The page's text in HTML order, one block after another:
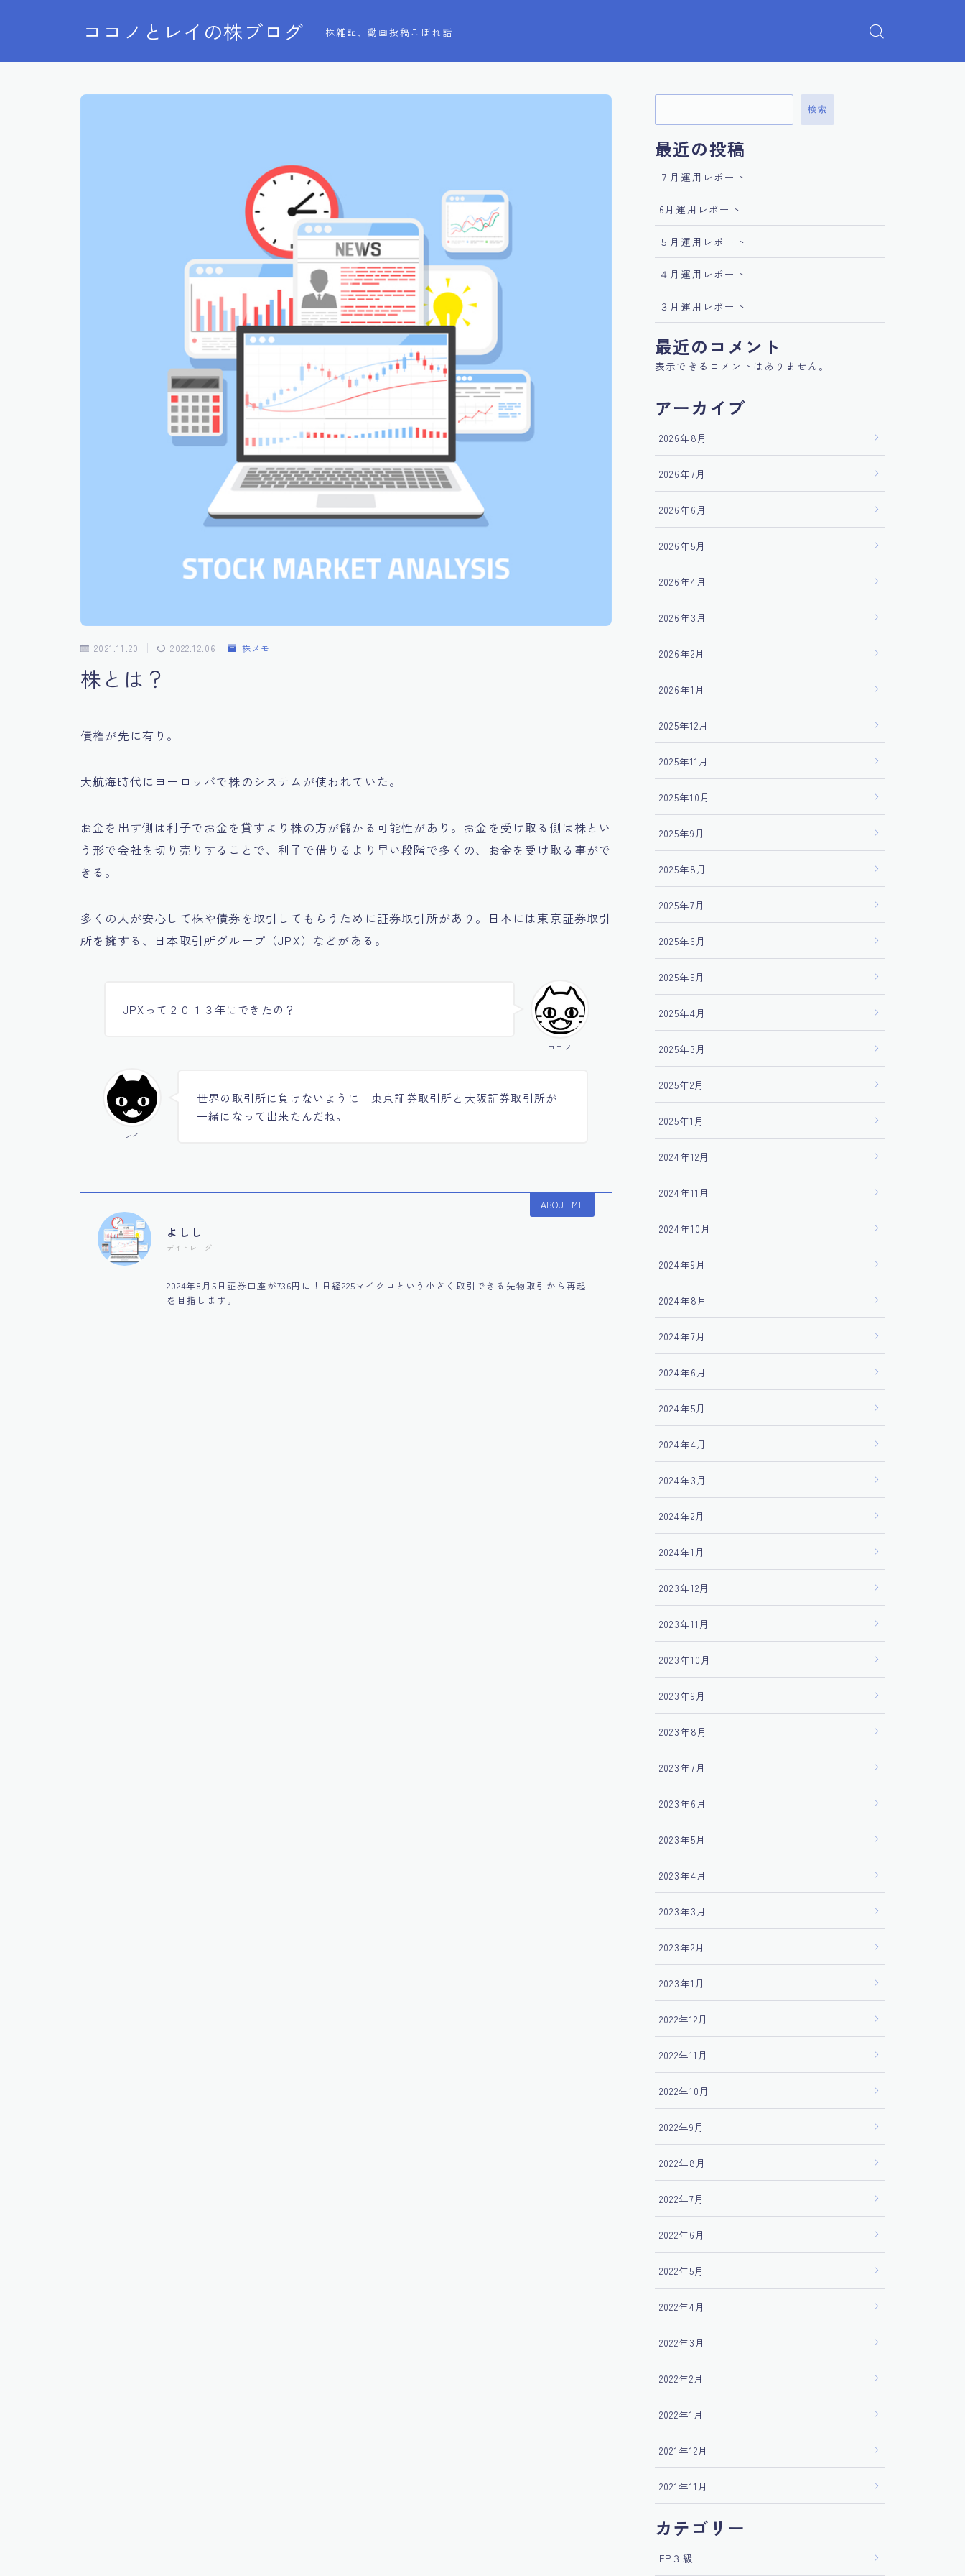
ココノとレイの株ブログ 株雑記、動画投稿こぼれ話
2021.11.20 2022.12.06 株メモ
株とは？
債権が先に有り。
大航海時代にヨーロッパで株のシステムが使われていた。
お金を出す側は利子でお金を貸すより株の方が儲かる可能性があり。お金を受け取る側は株とい
う形で会社を切り売りすることで、利子で借りるより早い段階で多くの、お金を受け取る事がで
きる。
多くの人が安心して株や債券を取引してもらうために証券取引所があり。日本には東京証券取引
所を擁する、日本取引所グループ（JPX）などがある。
ココノ
JPXって２０１３年にできたの？
レイ
世界の取引所に負けないように 東京証券取引所と大阪証券取引所が
一緒になって出来たんだね。
ABOUT ME
よしし
デイトレーダー
2024年8月5日証券口座が736円に！日経225マイクロという小さく取引できる先物取引から再起
を目指します。
検索
最近の投稿
７月運用レポート
6月運用レポート
５月運用レポート
４月運用レポート
３月運用レポート
最近のコメント
表示できるコメントはありません。
アーカイブ
2026年8月
2026年7月
2026年6月
2026年5月
2026年4月
2026年3月
2026年2月
2026年1月
2025年12月
2025年11月
2025年10月
2025年9月
2025年8月
2025年7月
2025年6月
2025年5月
2025年4月
2025年3月
2025年2月
2025年1月
2024年12月
2024年11月
2024年10月
2024年9月
2024年8月
2024年7月
2024年6月
2024年5月
2024年4月
2024年3月
2024年2月
2024年1月
2023年12月
2023年11月
2023年10月
2023年9月
2023年8月
2023年7月
2023年6月
2023年5月
2023年4月
2023年3月
2023年2月
2023年1月
2022年12月
2022年11月
2022年10月
2022年9月
2022年8月
2022年7月
2022年6月
2022年5月
2022年4月
2022年3月
2022年2月
2022年1月
2021年12月
2021年11月
カテゴリー
FP３級